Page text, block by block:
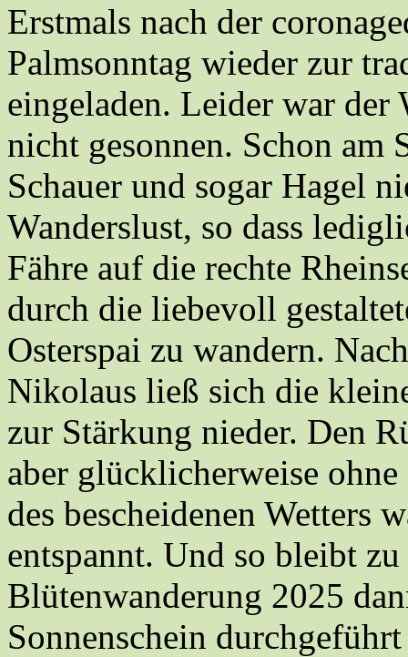
Erstmals nach der
Palmsonntag wieder zur
eingeladen. Leider war
nicht gesonnen. Schon
Schauer und sogar Hagel
Wanderslust, so dass
Fähre auf die rechte
durch die liebevoll
Osterspai zu wandern.
Nikolaus ließ sich die
zur Stärkung nieder. Den
aber glücklicherweise
des bescheidenen Wetters
entspannt. Und so bleibt
Blütenwanderung 2025
Sonnenschein